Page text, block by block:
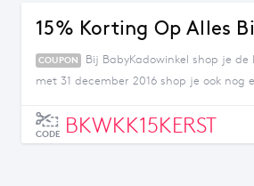
15% Korting Op Alles
COUPON
Bij BabyKadowinkel shop je
met 31 december 2016 shop je ook nog
CODE BKWKK15KERST